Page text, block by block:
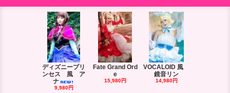
ディズニープリ
ンセス 風 ア
ナ
9,980円
Fate Grand Ord
e
15,980円
VOCALOID 風
鏡音リン
14,980円